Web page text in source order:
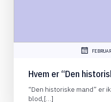
Hvem er “Den
“Den historiske mand” er
blod,[…]